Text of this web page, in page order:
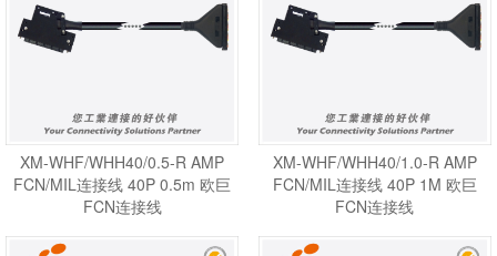
XM-WHF/WHH40/0.5-R AMP
FCN/MIL连接线 40P 0.5m 欧巨
FCN连接线
XM-WHF/WHH40/1.0-R AMP
FCN/MIL连接线 40P 1M 欧巨
FCN连接线